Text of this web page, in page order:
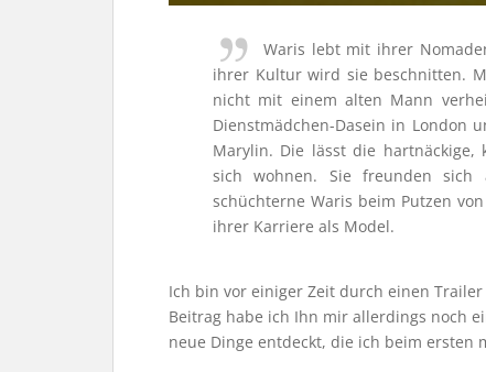
Waris lebt mit ihrer
ihrer Kultur wird sie beschnitten.
nicht mit einem alten Mann
Dienstmädchen-Dasein in London
Marylin. Die lässt die hartnäckige,
sich wohnen. Sie freunden sich
schüchterne Waris beim Putzen
ihrer Karriere als Model.
Ich bin vor einiger Zeit durch einen
Beitrag habe ich Ihn mir allerdings noch
neue Dinge entdeckt, die ich beim ersten